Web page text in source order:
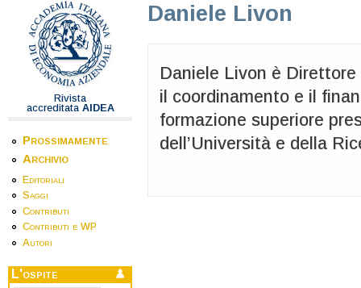
Rivista
accreditata AIDEA
Prossimamente
Archivio
Editoriali
Saggi
Contributi
Contributi e WP
Autori
L'ospite
Daniele Livon
Daniele Livon è
il coordinamento e il
formazione superiore
dell’Università e della